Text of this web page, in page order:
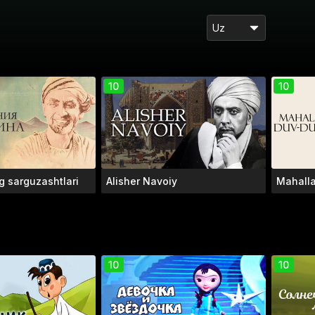
Uz
sarguzashtlari
10
Alisher Navoiy
10
10 10